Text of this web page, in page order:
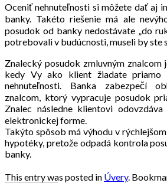
Oceniť nehnuteľnosti si môžete dať aj
banky. Takéto riešenie má ale
posudok od banky nedostávate „do
potrebovali v budúcnosti, museli by ste
Znalecký posudok zmluvným znalcom
kedy Vy ako klient žiadate priamo
nehnuteľnosti. Banka zabezpečí
znalcom, ktorý vypracuje posudok
Znalec následne klientovi
elektronickej forme.
Takýto spôsob má výhodu v
hypotéky, pretože odpadá kontrola
banky.
This entry was posted in Úvery.